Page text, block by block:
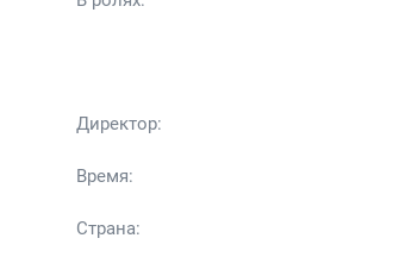
Директор:
Время:
Страна: